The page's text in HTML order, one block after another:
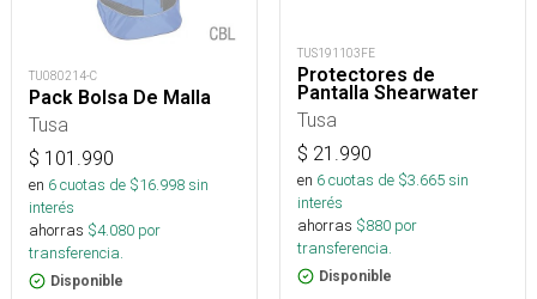
TU080214-C
Pack Bolsa De Malla
Tusa
$ 101.990
en 6cuotas de $16.998sin
interés
ahorras $4.080 por
transferencia.
Disponible
TUS191103FE
Protectores de
Pantalla Shearwater
Tusa
$ 21.990
en 6cuotas de $3.665sin
interés
ahorras $880 por
transferencia.
Disponible